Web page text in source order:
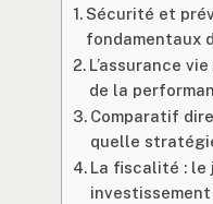
Sécurité et
fondamentaux
L’assurance
de la
Comparatif
quelle
La fiscalité : le
investissement